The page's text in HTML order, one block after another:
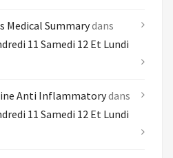
Medical Summarydans
11 Samedi 12 Et Lundi
Anti Inflammatorydans
11 Samedi 12 Et Lundi